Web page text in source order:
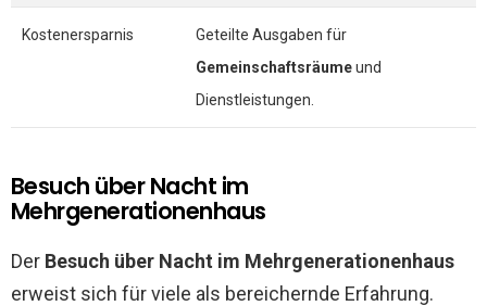
Kostenersparnis
Geteilte Ausgaben für
Gemeinschaftsräumeund
Dienstleistungen.
Besuch über Nacht im
Mehrgenerationenhaus
Der Besuch über Nacht im Mehrgenerationenhaus
erweist sich für viele als bereichernde Erfahrung.